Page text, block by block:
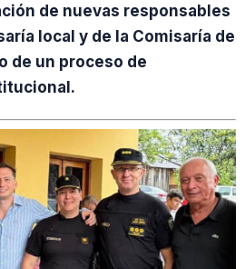
de nuevas responsables
local y de la Comisaría de
de un proceso de